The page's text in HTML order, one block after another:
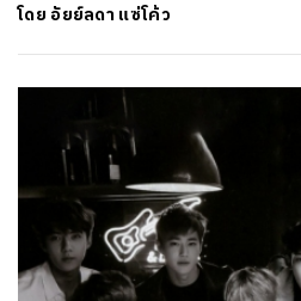
โดย อัยย์ลดา แซ่โค้ว